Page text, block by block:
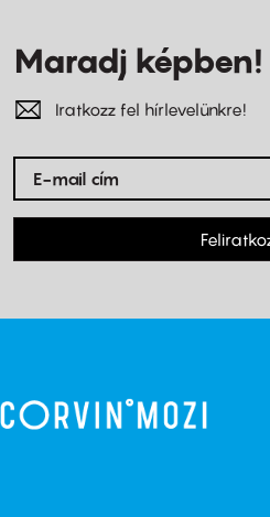
Maradj képben!
Iratkozz fel hírlevelünkre!